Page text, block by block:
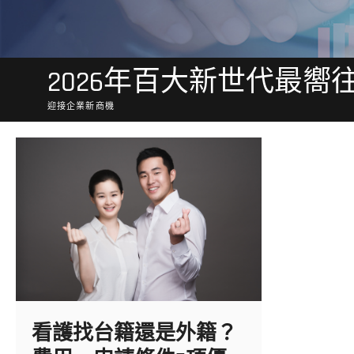
2026年百大新世代最嚮
迎接企業新商機
看護找台籍還是外籍？